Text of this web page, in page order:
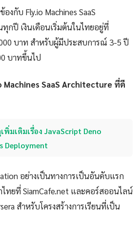
งกับ Fly.io Machines SaaS
กปี เงินเดือนเริ่มต้นในไทยอยู่ที่
บาท สำหรับผู้มีประสบการณ์ 3-5 ปี
บาทขึ้นไป
Machines SaaS Architecture ที่ดี
พิ่มเติมเรื่อง JavaScript Deno
Deployment
อย่างเป็นทางการเป็นอันดับแรก
ทยที่ SiamCafe.net และคอร์สออนไลน์
สำหรับโครงสร้างการเรียนที่เป็น